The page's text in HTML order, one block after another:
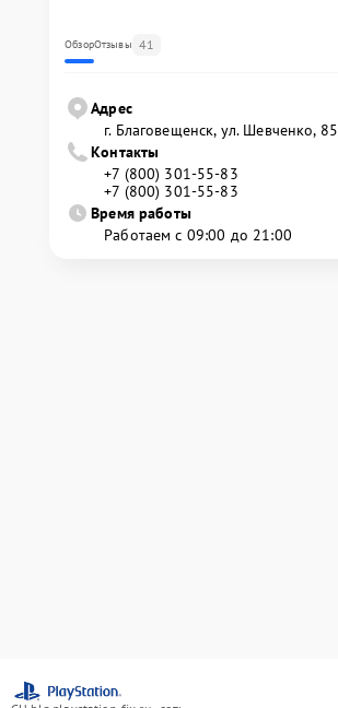
ОбзорОтзывы 41
Адрес
г. Благовещенск, ул. Шевченко, 85
Контакты
+7 (800) 301-55-83
+7 (800) 301-55-83
Время работы
Работаем с 09:00 до 21:00